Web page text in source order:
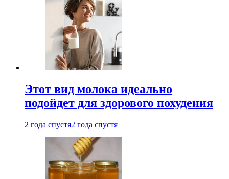
Этот вид молока идеально
подойдет для здорового похудения
2 года спустя2 года спустя